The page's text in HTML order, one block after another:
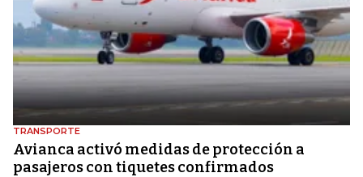
TRANSPORTE
Avianca activó medidas de protección a
pasajeros con tiquetes confirmados